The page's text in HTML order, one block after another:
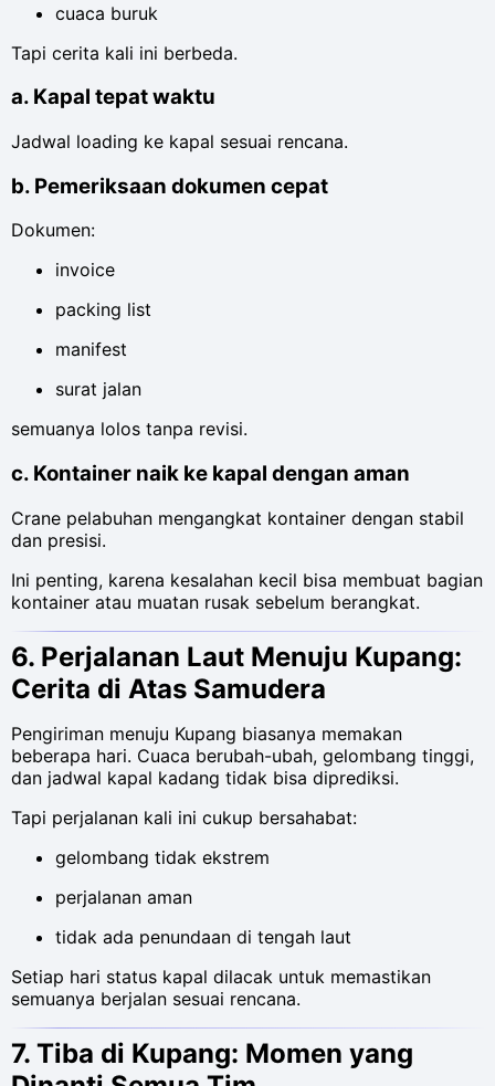
cuaca buruk
Tapi cerita kali ini berbeda.
a. Kapal tepat waktu
Jadwal loading ke kapal sesuai rencana.
b. Pemeriksaan dokumen cepat
Dokumen:
invoice
packing list
manifest
surat jalan
semuanya lolos tanpa revisi.
c. Kontainer naik ke kapal dengan aman
Crane pelabuhan mengangkat kontainer dengan stabil
dan presisi.
Ini penting, karena kesalahan kecil bisa membuat bagian
kontainer atau muatan rusak sebelum berangkat.
6. Perjalanan Laut Menuju Kupang:
Cerita di Atas Samudera
Pengiriman menuju Kupang biasanya memakan
beberapa hari. Cuaca berubah-ubah, gelombang tinggi,
dan jadwal kapal kadang tidak bisa diprediksi.
Tapi perjalanan kali ini cukup bersahabat:
gelombang tidak ekstrem
perjalanan aman
tidak ada penundaan di tengah laut
Setiap hari status kapal dilacak untuk memastikan
semuanya berjalan sesuai rencana.
7. Tiba di Kupang: Momen yang